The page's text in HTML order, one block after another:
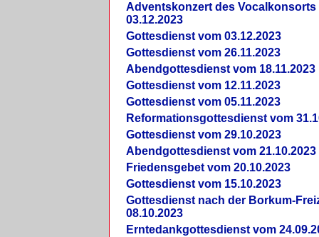
Adventskonzert des Vocalkonsorts
03.12.2023
Gottesdienst vom 03.12.2023
Gottesdienst vom 26.11.2023
Abendgottesdienst vom 18.11.2023
Gottesdienst vom 12.11.2023
Gottesdienst vom 05.11.2023
Reformationsgottesdienst vom
Gottesdienst vom 29.10.2023
Abendgottesdienst vom 21.10.2023
Friedensgebet vom 20.10.2023
Gottesdienst vom 15.10.2023
Gottesdienst nach der Borkum-
08.10.2023
Erntedankgottesdienst vom